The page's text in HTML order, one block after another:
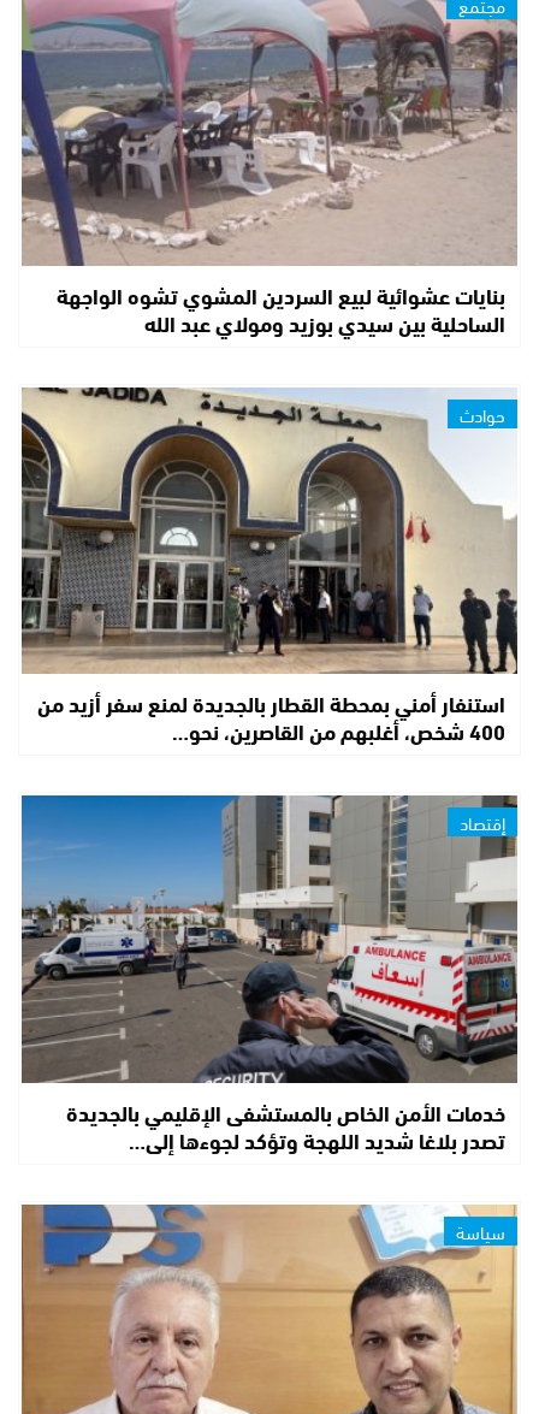
بنايات عشوائية لبيع السردين المشوي تشوه الواجهة
الساحلية بين سيدي بوزيد ومولاي عبد الله
حوادث
استنفار أمني بمحطة القطار بالجديدة لمنع سفر أزيد من
400 شخص، أغلبهم من القاصرين، نحو…
إقتصاد
خدمات الأمن الخاص بالمستشفى الإقليمي بالجديدة
تصدر بلاغا شديد اللهجة وتؤكد لجوءها إلى…
سياسة